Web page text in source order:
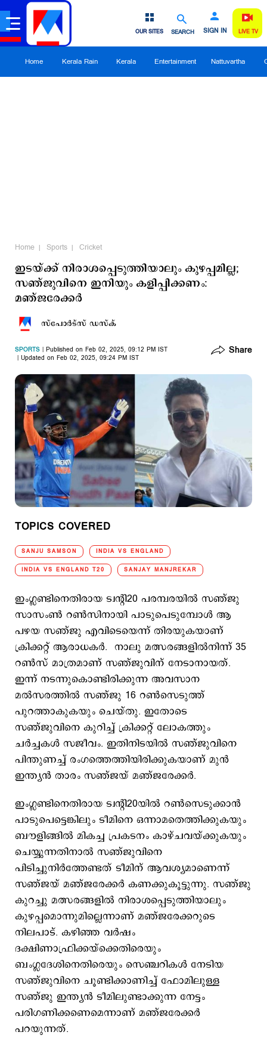
SEARCH SIGN IN
OUR SITES LIVE TV
Home Kerala Rain Kerala Entertainment Nattuvartha
Home Sports Cricket
ഇടയ്ക്ക് നിരാശപ്പെടുത്തിയാലും കുഴപ്പമില്ല;
സഞ്ജുവിനെ ഇനിയും കളിപ്പിക്കണം:
മഞ്ജരേക്കർ
സ്പോര്‍ട്സ് ഡസ്ക്
SPORTS
Published on Feb 02, 2025, 09:12 PM IST
Updated on Feb 02, 2025, 09:24 PM IST
Share
TOPICS COVERED
SANJU SAMSON INDIA VS ENGLAND
INDIA VS ENGLAND T20 SANJAY MANJREKAR
ഇംഗ്ലണ്ടിനെതിരായ ട്വന്റി20 പരമ്പരയിൽ സഞ്ജു
സാസംണ്‍ റണ്‍സിനായി പാടുപെടുമ്പോള്‍ ആ
പഴയ സഞ്ജു എവിടെയെന്ന് തിരയുകയാണ്
ക്രിക്കറ്റ് ആരാധകര്‍. നാലു മത്സരങ്ങളിൽനിന്ന് 35
റൺസ് മാത്രമാണ് സഞ്ജുവിന് നേടാനായത്.
ഇന്ന് നടന്നുകൊണ്ടിരിക്കുന്ന അവസാന
മല്‍സരത്തില്‍ സഞ്ജു 16 റണ്‍സെടുത്ത്
പുറത്താകുകയും ചെയ്തു. ഇതോടെ
സഞ്ജുവിനെ കുറിച്ച് ക്രിക്കറ്റ് ലോകത്തും
ചര്‍ച്ചകള്‍ സജീവം. ഇതിനിടയില്‍ സഞ്ജുവിനെ
പിന്തുണച്ച് രംഗത്തെത്തിയിരിക്കുകയാണ് മുൻ
ഇന്ത്യൻ താരം സഞ്ജയ് മഞ്ജരേക്കർ.
ഇംഗ്ലണ്ടിനെതിരായ ട്വന്റി20യിൽ റണ്‍സെടുക്കാന്‍
പാടുപെട്ടെങ്കിലും ടീമിനെ ഒന്നാമതെത്തിക്കുകയും
ബൗളിങ്ങില്‍ മികച്ച പ്രകടനം കാഴ്ചവയ്ക്കുകയും
ചെയ്യുന്നതിനാല്‍ സഞ്ജുവിനെ
പിടിച്ചുനിർത്തേണ്ടത് ടീമിന് ആവശ്യമാണെന്ന്
സഞ്ജയ് മഞ്ജരേക്കർ കണക്കുകൂട്ടുന്നു. സഞ്ജു
കുറച്ചു മത്സരങ്ങളില്‍ നിരാശപ്പെടുത്തിയാലും
കുഴപ്പമൊന്നുമില്ലെന്നാണ് മഞ്ജരേക്കറുടെ
നിലപാട്. കഴിഞ്ഞ വര്‍ഷം
ദക്ഷിണാഫ്രിക്കയ്ക്കെതിരെയും
ബംഗ്ലദേശിനെതിരെയും സെഞ്ചറികൾ നേടിയ
സഞ്ജുവിനെ ചൂണ്ടിക്കാണിച്ച് ഫോമിലുള്ള
സഞ്ജു ഇന്ത്യൻ ടീമിലുണ്ടാക്കുന്ന നേട്ടം
പരിഗണിക്കണെമെന്നാണ് മഞ്ജരേക്കർ
പറയുന്നത്.